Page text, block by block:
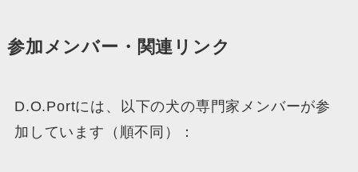
参加メンバー・関連リンク
D.O.Portには、以下の犬の専門家メンバーが参
加しています（順不同）：